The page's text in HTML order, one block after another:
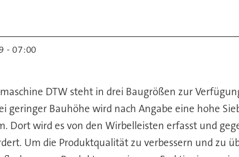
- 07:00
DTW steht in drei Baugrößen zur
geringer Bauhöhe wird nach Angabe eine hohe
Dort wird es von den Wirbelleisten erfasst und
Um die Produktqualität zu verbessern und zu